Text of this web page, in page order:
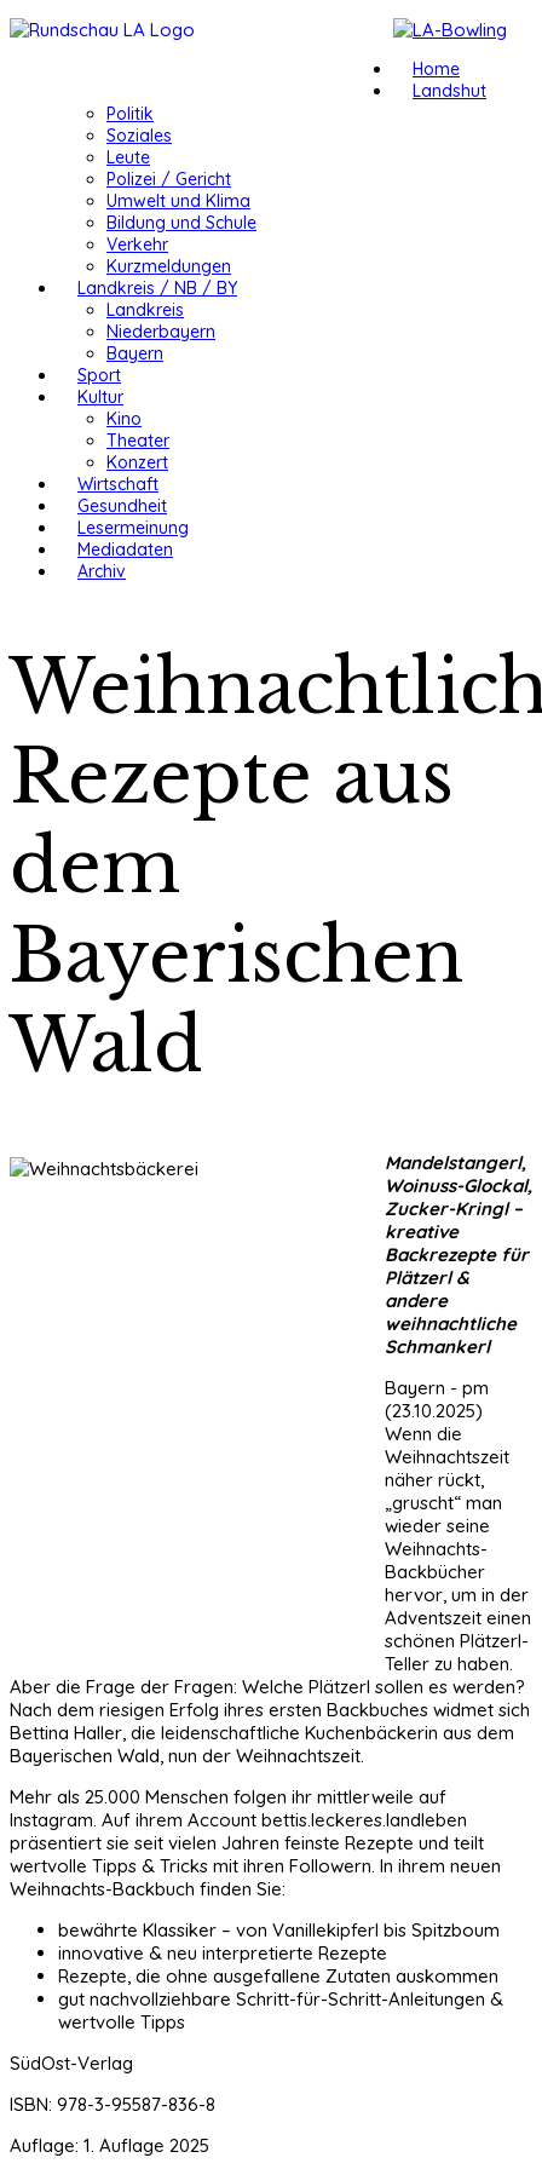
Home
Landshut
Politik
Soziales
Leute
Polizei / Gericht
Umwelt und Klima
Bildung und Schule
Verkehr
Kurzmeldungen
Landkreis / NB / BY
Landkreis
Niederbayern
Bayern
Sport
Kultur
Kino
Theater
Konzert
Wirtschaft
Gesundheit
Lesermeinung
Mediadaten
Archiv
Rezepte aus
dem
Bayerischen
Wald
Mandelstangerl,
Woinuss-Glockal,
Zucker-Kringl –
kreative
Backrezepte für
Plätzerl &
andere
weihnachtliche
Schmankerl
Bayern - pm
(23.10.2025)
Wenn die
Weihnachtszeit
näher rückt,
„gruscht“ man
wieder seine
Weihnachts-
Backbücher
hervor, um in der
Adventszeit einen
schönen Plätzerl-
Teller zu haben.
Aber die Frage der Fragen: Welche Plätzerl sollen es werden?
Nach dem riesigen Erfolg ihres ersten Backbuches widmet sich
Bettina Haller, die leidenschaftliche Kuchenbäckerin aus dem
Bayerischen Wald, nun der Weihnachtszeit.
Mehr als 25.000 Menschen folgen ihr mittlerweile auf
Instagram. Auf ihrem Account bettis.leckeres.landleben
präsentiert sie seit vielen Jahren feinste Rezepte und teilt
wertvolle Tipps & Tricks mit ihren Followern. In ihrem neuen
Weihnachts-Backbuch finden Sie:
bewährte Klassiker – von Vanillekipferl bis Spitzboum
innovative & neu interpretierte Rezepte
Rezepte, die ohne ausgefallene Zutaten auskommen
gut nachvollziehbare Schritt-für-Schritt-Anleitungen &
wertvolle Tipps
SüdOst-Verlag
ISBN: 978-3-95587-836-8
Auflage: 1. Auflage 2025